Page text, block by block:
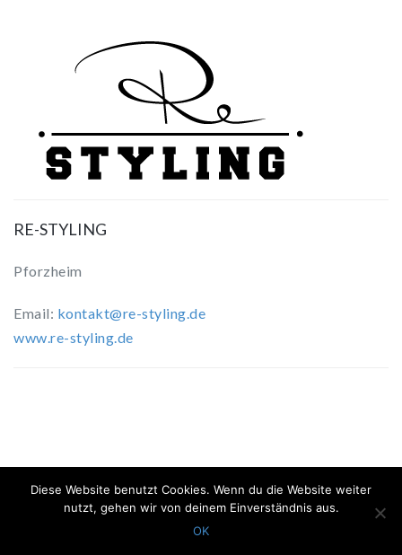
RE-STYLING
Pforzheim
Email: kontakt@re-styling.de
www.re-styling.de
Proudly powered byWordPress | Theme:ElitePress
Diese Website benutzt Cookies. Wenn du die Website weiter
nutzt, gehen wir von deinem Einverständnis aus.
OK